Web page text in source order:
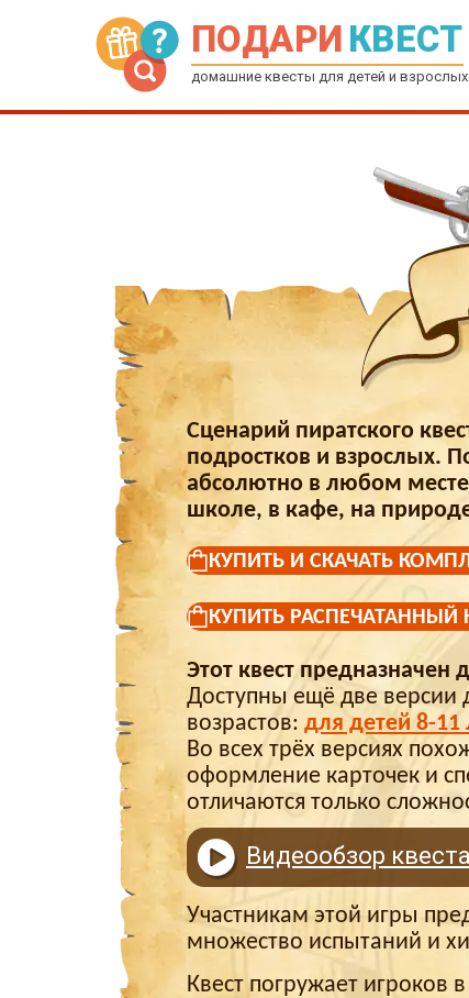
ПОДАРИ КВЕСТ
домашние квесты для детей и взрослых
Сценарий пиратского
подростков и взрослых.
абсолютно в любом
школе, в кафе, на
КУПИТЬ И СКАЧАТЬ
КУПИТЬ РАСПЕЧАТАННЫЙ
Этот квест предназначен
Доступны ещё две версии
возрастов: для детей 8-11
Во всех трёх версиях
оформление карточек и
отличаются только
Видеообзор квеста
Участникам этой игры
множество испытаний и
Квест погружает игроков